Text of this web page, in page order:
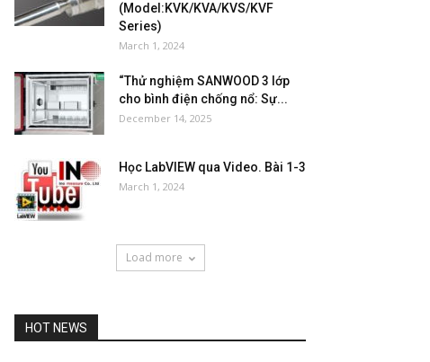
(Model:KVK/KVA/KVS/KVF
Series)
March 1, 2024
“Thử nghiệm SANWOOD 3 lớp
cho bình điện chống nổ: Sự...
December 14, 2025
Học LabVIEW qua Video. Bài 1-3
March 1, 2024
Load more
HOT NEWS